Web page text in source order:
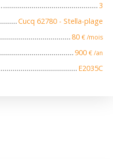
3
Cucq 62780 - Stella-plage
80 € /mois
900 € /an
E2035C